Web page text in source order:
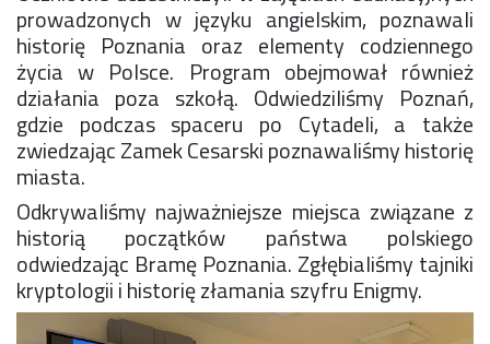
prowadzonych w języku angielskim, poznawali
historię Poznania oraz elementy codziennego
życia w Polsce. Program obejmował również
działania poza szkołą. Odwiedziliśmy Poznań,
gdzie podczas spaceru po Cytadeli, a także
zwiedzając Zamek Cesarski poznawaliśmy historię
miasta.
Odkrywaliśmy najważniejsze miejsca związane z
historią początków państwa polskiego
odwiedzając Bramę Poznania. Zgłębialiśmy tajniki
kryptologii i historię złamania szyfru Enigmy.